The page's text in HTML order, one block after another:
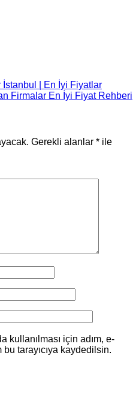
| En İyi Fiyatlar
Firmalar En İyi Fiyat Rehberi
Gerekli alanlar * ile
kullanılması için adım, e-
tarayıcıya kaydedilsin.